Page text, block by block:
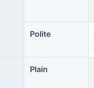
Polite
Plain